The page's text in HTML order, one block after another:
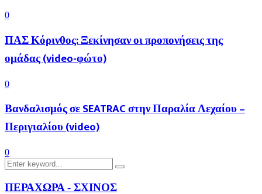
0
ΠΑΣ Κόρινθος: Ξεκίνησαν οι προπονήσεις της
ομάδας (video-φώτο)
0
Βανδαλισμός σε SEATRAC στην Παραλία Λεχαίου –
Περιγιαλίου (video)
0
Search
for:
Search
ΠΕΡΑΧΩΡΑ - ΣΧΙΝΟΣ